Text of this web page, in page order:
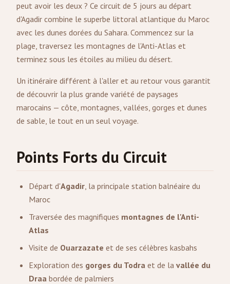
peut avoir les deux ? Ce circuit de 5 jours au départ
d'Agadir combine le superbe littoral atlantique du Maroc
avec les dunes dorées du Sahara. Commencez sur la
plage, traversez les montagnes de l'Anti-Atlas et
terminez sous les étoiles au milieu du désert.
Un itinéraire différent à l'aller et au retour vous garantit
de découvrir la plus grande variété de paysages
marocains — côte, montagnes, vallées, gorges et dunes
de sable, le tout en un seul voyage.
Points Forts du Circuit
Départ d'Agadir, la principale station balnéaire du
Maroc
Traversée des magnifiques montagnes de l'Anti-
Atlas
Visite de Ouarzazate et de ses célèbres kasbahs
Exploration des gorges du Todra et de la vallée du
Draa bordée de palmiers